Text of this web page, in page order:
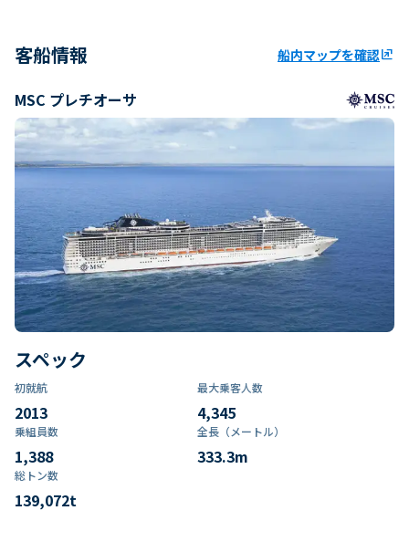
客船情報 船内マップを確認ungroup
MSC プレチオーサ
スペック
初就航
2013
最大乗客人数
4,345
乗組員数​
1,388
全長（メートル）
333.3m
総トン数​
139,072t